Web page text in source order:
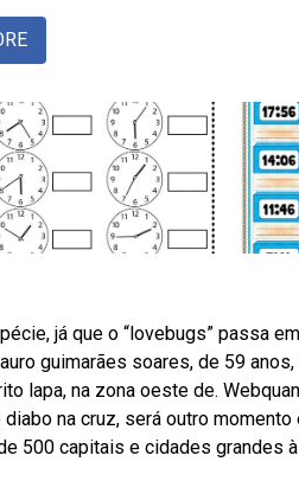
já que o “lovebugs” passa
guimarães soares, de 59 anos,
lapa, na zona oeste de.
na cruz, será outro
500 capitais e cidades grandes